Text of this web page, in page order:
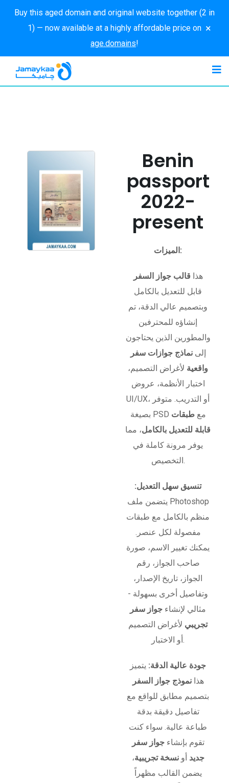
Buy this aged domain and original website together (2 in
1) — now available at a highly affordable price on
age.domains!
×
Benin
passport
2022-
present
الميزات:
هذا قالب جواز السفر
قابل للتعديل بالكامل
وبتصميم عالي الدقة، تم
إنشاؤه للمحترفين
والمطورين الذين يحتاجون
إلىنماذج جوازات سفر
واقعية لأغراض التصميم،
اختبار الأنظمة، عروض
UI/UX، أو التدريب. متوفر
بصيغة PSD معطبقات
قابلة للتعديل بالكامل، مما
يوفر مرونة كاملة في
التخصيص.
تنسيق سهل التعديل:
يتضمن ملف Photoshop
منظم بالكامل مع طبقات
مفصولة لكل عنصر.
يمكنك تغيير الاسم، صورة
صاحب الجواز، رقم
الجواز، تاريخ الإصدار،
وتفاصيل أخرى بسهولة -
مثالي لإنشاء جواز سفر
تجريبي لأغراض التصميم
أو الاختبار.
جودة عالية الدقة: يتميز
هذانموذج جواز السفر
بتصميم مطابق للواقع مع
تفاصيل دقيقة بدقة
طباعة عالية. سواء كنت
تقوم بإنشاءجواز سفر
جديد أونسخة تجريبية،
يضمن القالب مظهراً